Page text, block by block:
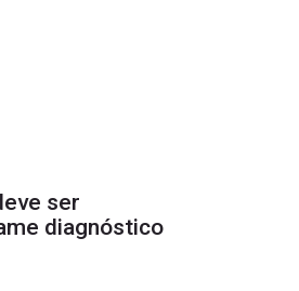
ser
diagnóstico